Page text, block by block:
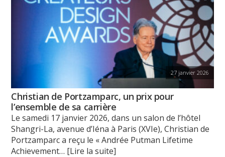
27 janvier 2026
Christian de Portzamparc, un prix pour
l’ensemble de sa carrière
Le samedi 17 janvier 2026, dans un salon de l’hôtel
Shangri-La, avenue d’Iéna à Paris (XVIe), Christian de
Portzamparc a reçu le « Andrée Putman Lifetime
Achievement… [Lire la suite]